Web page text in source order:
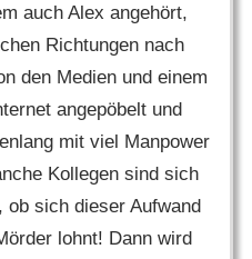
auch Alex angehört,
Richtungen nach
den Medien und einem
angepöbelt und
mit viel Manpower
Kollegen sind sich
sich dieser Aufwand
lohnt! Dann wird